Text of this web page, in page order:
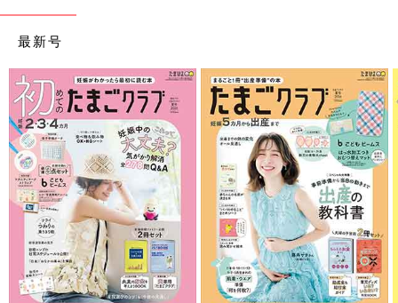
づきあいを始めるのかぁ…。はぁ。
３月生まれでただでさえ同級生より遅れをとっているのに、さら
に言葉も遅い次女。同い年のプレの子に話しかけられたり、園児
の子が一緒に遊ぼうと誘ってくれても、みごとに地蔵化してるし
ー！この先やっていけるのかしら…。
このお話を書くにあたってプレ幼稚園について調べたら、週１～
２回あったり、時間も半日や丸1日だったりするところもあるん
ですね！
こちらは全６回のみ。月に１回あるか無いかで、時間も１～２時
間程度なのです。
こんなんじゃ全然幼稚園に慣れないよ～！(涙)
最新号